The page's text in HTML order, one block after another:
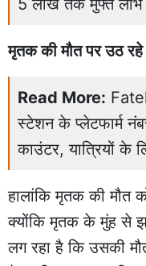
5 लाख तक मुफ्त लाभ
मृतक की मौत पर उठ
Read More:
स्टेशन के प्लेटफार्म
काउंटर, यात्रियों के
हालांकि मृतक की मौत
क्योंकि मृतक के मुंह से
लग रहा है कि उसकी